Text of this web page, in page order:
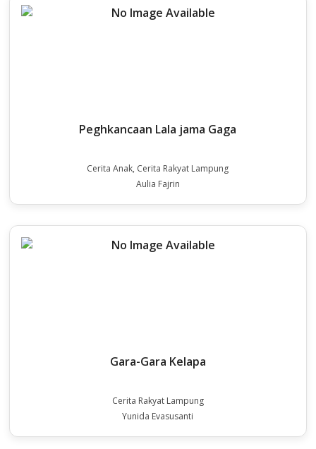
Peghkancaan Lala jama Gaga
Cerita Anak, Cerita Rakyat Lampung
Aulia Fajrin
Gara-Gara Kelapa
Cerita Rakyat Lampung
Yunida Evasusanti